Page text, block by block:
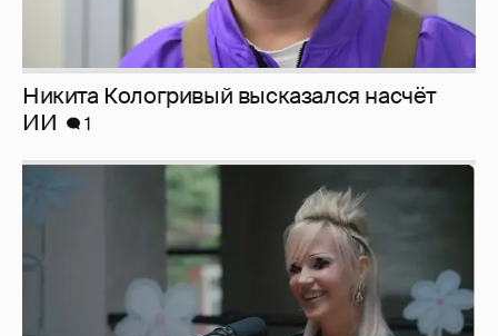
Никита Кологривый высказался насчёт
ИИ
1